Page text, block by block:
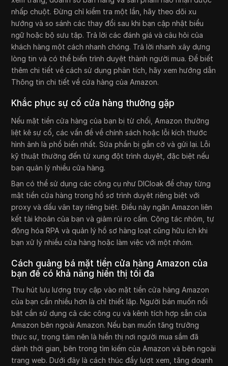
nhấp chuột. Đừng chỉ kiểm tra một lần, hãy theo dõi xu
hướng và so sánh các thay đổi sau khi bạn cập nhật biểu
ngữ hoặc bộ sưu tập. Trả lời các đánh giá và câu hỏi của
khách hàng một cách nhanh chóng. Trả lời nhanh xây dựng
lòng tin và có thể biến trình duyệt thành người mua. Để biết
thêm chi tiết về cách sử dụng phân tích, hãy xem hướng dẫn
Thông tin chi tiết về cửa hàng của Amazon.
Khắc phục sự cố cửa hàng thường gặp
Nếu mặt tiền cửa hàng của bạn bị từ chối, Amazon thường
liệt kê sự cố, các vấn đề về chính sách hoặc lỗi kích thước
hình ảnh là phổ biến nhất. Sửa phần bị gắn cờ và gửi lại. Lỗi
kỹ thuật thường đến từ xung đột trình duyệt, đặc biệt nếu
bạn quản lý nhiều cửa hàng.
Bạn có thể sử dụng các công cụ như DICloak để chạy từng
mặt tiền cửa hàng trong hồ sơ trình duyệt riêng biệt với
proxy và dấu vân tay riêng biệt. Điều này ngăn Amazon liên
kết tài khoản của bạn và giảm rủi ro cấm. Cộng tác nhóm, tự
động hóa RPA và quản lý hồ sơ hàng loạt cũng hữu ích khi
bạn xử lý nhiều cửa hàng hoặc làm việc với một nhóm.
Cách quảng bá mặt tiền cửa hàng Amazon của
bạn để có khả năng hiển thị tối đa
Thu hút lưu lượng truy cập vào mặt tiền cửa hàng Amazon
của bạn cần nhiều hơn là chỉ thiết lập. Người bán muốn nổi
bật cần sử dụng cả các công cụ và kênh tích hợp sẵn của
Amazon bên ngoài Amazon. Nếu bạn muốn tăng trưởng
thực sự, trọng tâm nên là hiển thị nơi người mua sắm đã
dành thời gian, bên trong tìm kiếm của Amazon và bên ngoài
trang web. Dưới đây là cách thúc đẩy lượt xem, tăng doanh